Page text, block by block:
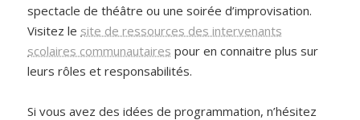
spectacle de théâtre ou une soirée d’improvisation.
Visitez le site de ressources des intervenants
scolaires communautaires pour en connaitre plus sur
leurs rôles et responsabilités.
Si vous avez des idées de programmation, n’hésitez